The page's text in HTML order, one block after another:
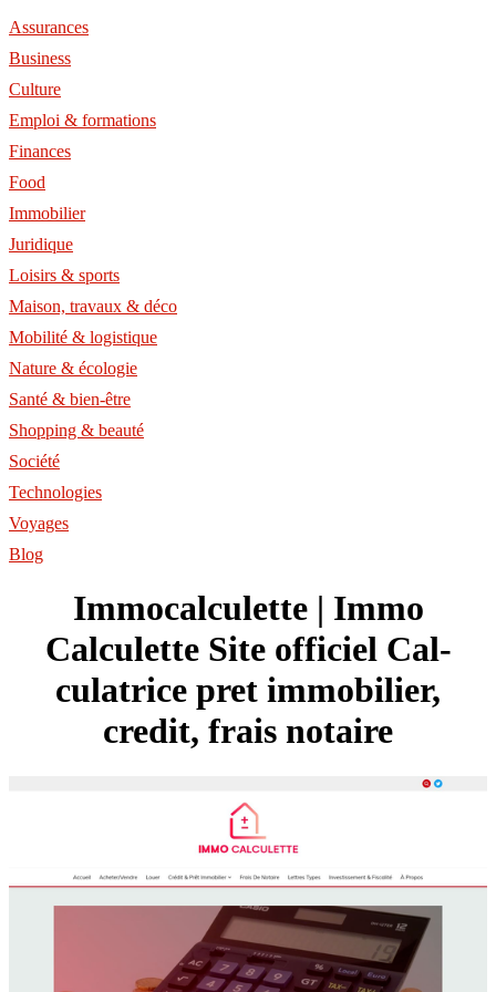
Assurances
Business
Culture
Emploi & formations
Finances
Food
Immobilier
Juridique
Loisirs & sports
Maison, travaux & déco
Mobilité & logistique
Nature & écologie
Santé & bien-être
Shopping & beauté
Société
Technologies
Voyages
Blog
Im­mocalcu­let­te | Immo
Calculette Site officiel Cal­
culat­ri­ce pret immobilier,
credit, frais notaire